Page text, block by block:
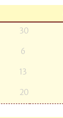
30
6
13
20